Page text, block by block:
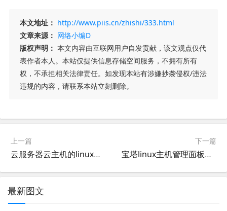
本文地址： http://www.piis.cn/zhishi/333.html
文章来源： 网络小编D
版权声明： 本文内容由互联网用户自发贡献，该文观点仅代
表作者本人。本站仅提供信息存储空间服务，不拥有所有
权，不承担相关法律责任。如发现本站有涉嫌抄袭侵权/违法
违规的内容，请联系本站立刻删除。
上一篇
云服务器云主机的linux模板制作,星外centos虚拟机VPS自动设置IP
下一篇
宝塔linux主机管理面板开通网站教程,centos主机管理面板开通网站方法教程
最新图文